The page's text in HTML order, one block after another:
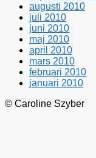
augusti 2010
juli 2010
juni 2010
maj 2010
april 2010
mars 2010
februari 2010
januari 2010
© Caroline Szyber